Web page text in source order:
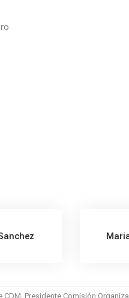
CDM, Presidente Comisión